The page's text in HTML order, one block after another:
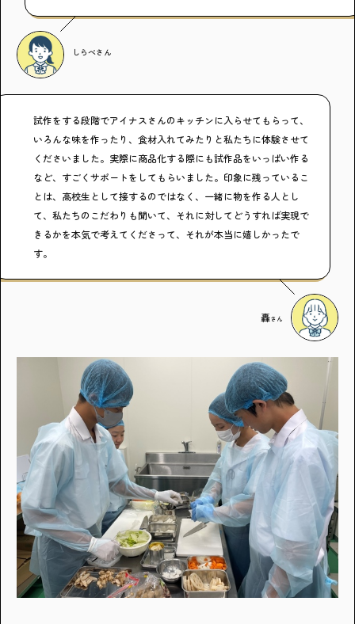
しらべさん
試作をする段階でアイナスさんのキッチンに入らせてもらって、
いろんな味を作ったり、食材入れてみたりと私たちに体験させて
くださいました。実際に商品化する際にも試作品をいっぱい作る
など、すごくサポートをしてもらいました。印象に残っているこ
とは、高校生として接するのではなく、一緒に物を作る人とし
て、私たちのこだわりも聞いて、それに対してどうすれば実現で
きるかを本気で考えてくださって、それが本当に嬉しかったで
す。
轟さん